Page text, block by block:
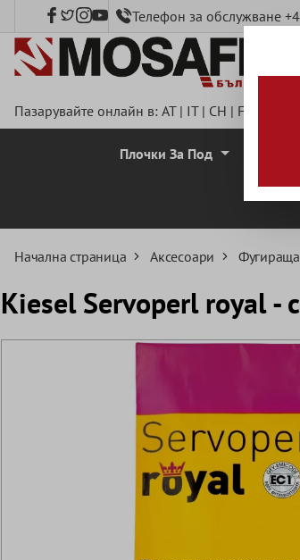
съдържаниеТелефон за обслужване
Пазарувайте онлайн в: AT| IT| CH | FR
Плочки За Под
Начална страница Аксесоари
Kiesel Servoperl royal -